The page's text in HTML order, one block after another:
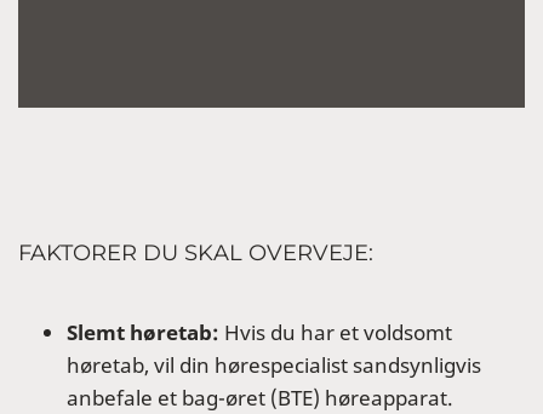
FAKTORER DU SKAL OVERVEJE:
Slemt høretab: Hvis du har et voldsomt
høretab, vil din hørespecialist sandsynligvis
anbefale et bag-øret (BTE) høreapparat.